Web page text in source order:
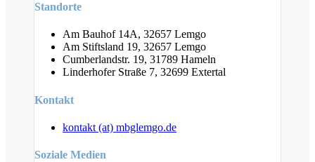
Standorte
Am Bauhof 14A, 32657 Lemgo
Am Stiftsland 19, 32657 Lemgo
Cumberlandstr. 19, 31789 Hameln
Linderhofer Straße 7, 32699 Extertal
Kontakt
kontakt (at) mbglemgo.de
Soziale Medien